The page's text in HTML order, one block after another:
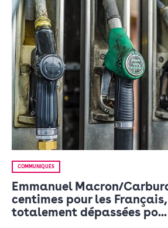
COMMUNIQUÉS
Emmanuel Macron/
centimes pour les
totalement dépassées po...